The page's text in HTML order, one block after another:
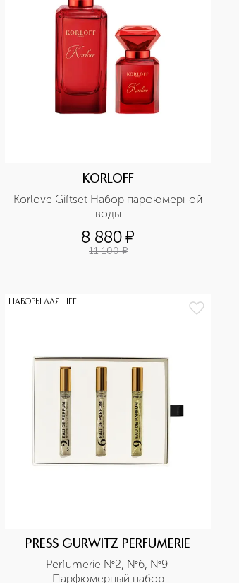
KORLOFF
Korlove Giftset Набор парфюмерной
воды
8 880¤
11 100 ¤
НАБОРЫ ДЛЯ НЕЕ
PRESS GURWITZ PERFUMERIE
Perfumerie №2, №6, №9
Парфюмерный набор